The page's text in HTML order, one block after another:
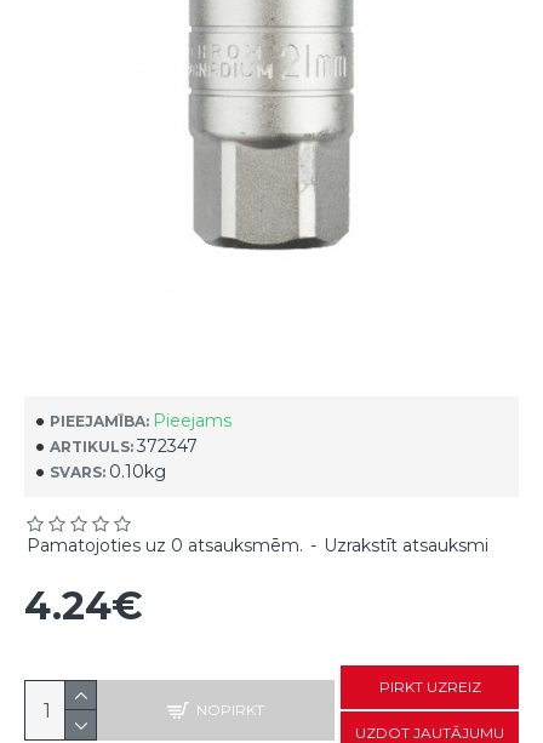
PIEEJAMĪBA: Pieejams
ARTIKULS: 372347
SVARS: 0.10kg
Pamatojoties uz 0 atsauksmēm. - Uzrakstīt atsauksmi
4.24€
NOPIRKT
PIRKT UZREIZ
UZDOT JAUTĀJUMU